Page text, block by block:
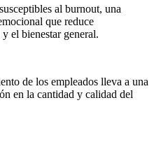
al burnout, una
que reduce
el bienestar general.
de los empleados lleva a una
en la cantidad y calidad del